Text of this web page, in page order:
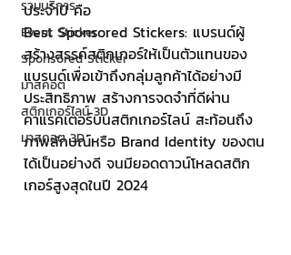
รวมบริการ
Event Sticker
Sponsored Sticker
มาสคอต
สติกเกอร์ไลน์ 3D
มาสคอต 3D
ประจำปี คือ
Best Sponsored Stickers: แบรนด์ผู้
สร้างสรรค์สติกเกอร์ให้เป็นตัวแทนของ
แบรนด์เพื่อเข้าถึงกลุ่มลูกค้าได้อย่างมี
ประสิทธิภาพ สร้างการจดจำที่ดีผ่าน
คาแรคเตอร์บนสติกเกอร์ไลน์ สะท้อนถึง
ภาพลักษณ์หรือ Brand Identity ของตน
ได้เป็นอย่างดี จนมียอดดาวน์โหลดสติก
เกอร์สูงสุดในปี 2024